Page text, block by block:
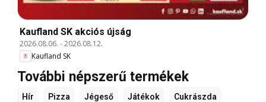
Kaufland SK akciós újság
2026.08.06. -2026.08.12.
Kaufland SK
További népszerű termékek
Hír Pizza Jégeső Játékok Cukrászda